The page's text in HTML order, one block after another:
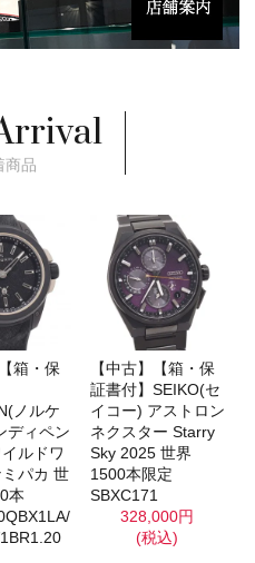
商品
箱・保
ノルケ
ディペン
ルドワ
パカ 世
本
【中古】【箱・保
証書付】SEIKO(セ
イコー) アストロン
ネクスター Starry
Sky 2025 世界
1500本限定
SBXC171
328,000円
(税込)